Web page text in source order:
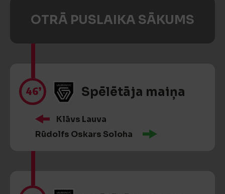
OTRĀ PUSLAIKA SĀKUMS
46’ Spēlētāja maiņa
Klāvs Lauva
Rūdolfs Oskars Soloha